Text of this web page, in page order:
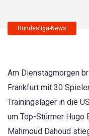
Bundesliga-News
Am Dienstagmorgen
Frankfurt mit 30
Trainingslager in die
um Top-Stürmer Hugo
Mahmoud Dahoud